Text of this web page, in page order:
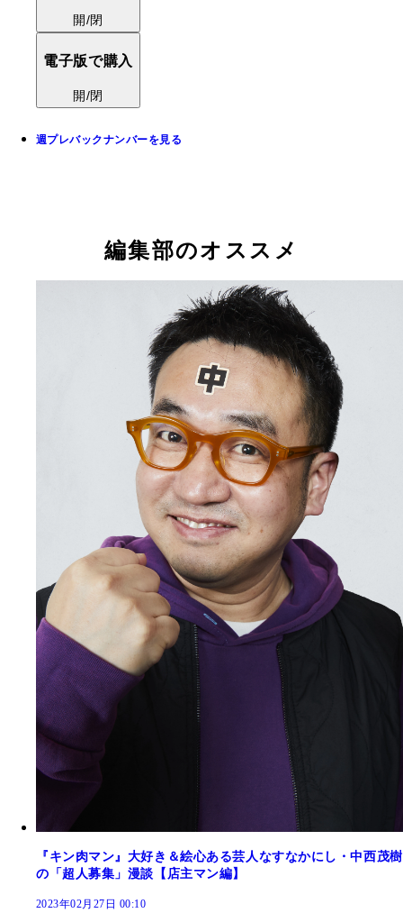
開/閉
電子版で購入
開/閉
週プレバックナンバーを見る
編集部のオススメ
『キン肉マン』大好き＆絵心ある芸人なすなかにし・中西茂樹
の「超人募集」漫談【店主マン編】
2023年02月27日 00:10